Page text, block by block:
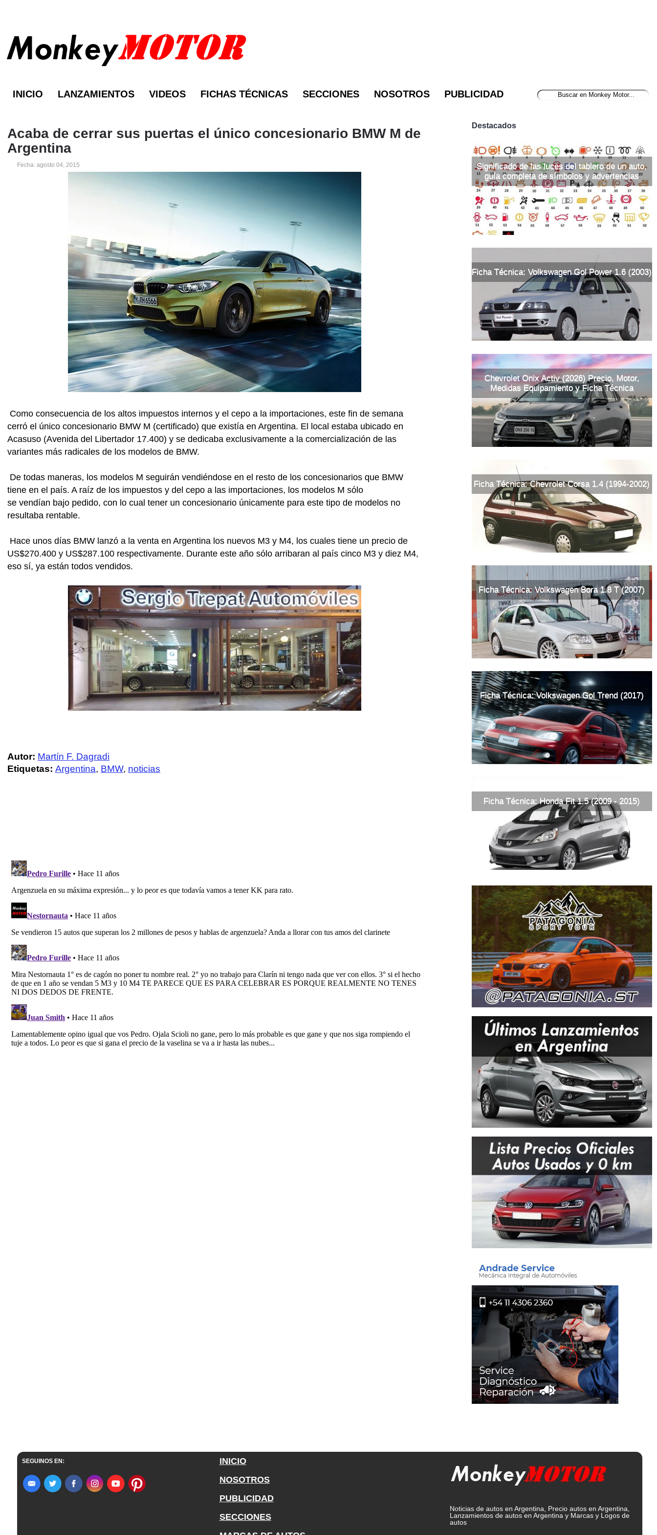
INICIO LANZAMIENTOS VIDEOS FICHAS TÉCNICAS SECCIONES NOSOTROS PUBLICIDAD
Acaba de cerrar sus puertas el único concesionario BMW M de
Argentina
Fecha: agosto 04, 2015
Como consecuencia de los altos impuestos internos y el cepo a la importaciones, este fin de semana
cerró el único concesionario BMW M (certificado) que existía en Argentina. El local estaba ubicado en
Acasuso (Avenida del Libertador 17.400) y se dedicaba exclusivamente a la comercialización de las
variantes más radicales de los modelos de BMW.
De todas maneras, los modelos M seguirán vendiéndose en el resto de los concesionarios que BMW
tiene en el país. A raíz de los impuestos y del cepo a las importaciones, los modelos M sólo
se vendían bajo pedido, con lo cual tener un concesionario únicamente para este tipo de modelos no
resultaba rentable.
Hace unos días BMW lanzó a la venta en Argentina los nuevos M3 y M4, los cuales tiene un precio de
US$270.400 y US$287.100 respectivamente. Durante este año sólo arribaran al país cinco M3 y diez M4,
eso sí, ya están todos vendidos.
Autor: Martín F. Dagradi
Etiquetas: Argentina, BMW, noticias
Destacados
Significado de las luces del tablero de un auto,
guía completa de símbolos y advertencias
Ficha Técnica: Volkswagen Gol Power 1.6 (2003)
Chevrolet Onix Activ (2026) Precio, Motor,
Medidas Equipamiento y Ficha Técnica
Ficha Técnica: Chevrolet Corsa 1.4 (1994-2002)
Ficha Técnica: Volkswagen Bora 1.8 T (2007)
Ficha Técnica: Volkswagen Gol Trend (2017)
Ficha Técnica: Honda Fit 1.5 (2009 - 2015)
SEGUINOS EN:
INICIO
NOSOTROS
PUBLICIDAD
SECCIONES
Noticias de autos en Argentina, Precio autos en Argentina,
Lanzamientos de autos en Argentina y Marcas y Logos de
autos